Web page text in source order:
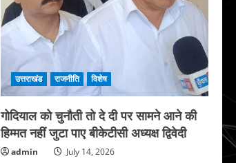
उत्तराखंड राजनीति विशेष
गोदियाल को चुनौती तो दे दी पर सामने आने की
हिम्मत नहीं जुटा पाए बीकेटीसी अध्यक्ष द्विवेदी
admin July 14, 2026